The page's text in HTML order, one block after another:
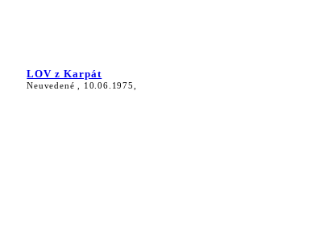
LOV z Karpát
Neuvedené , 10.06.1975,